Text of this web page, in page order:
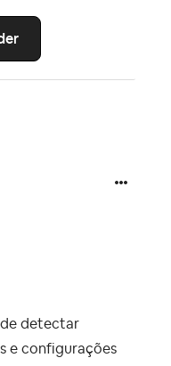
detectar
e configurações